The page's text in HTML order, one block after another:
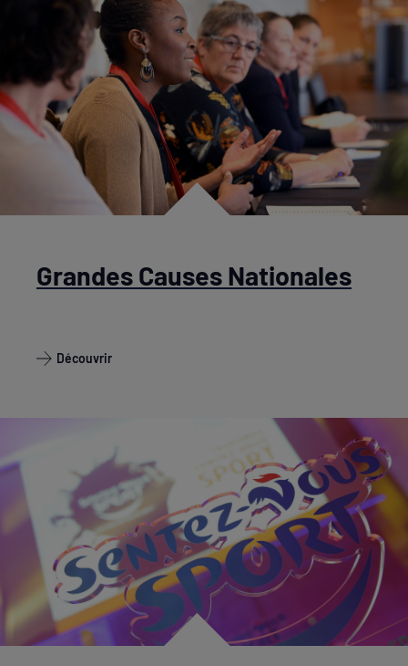
Grandes Causes Nationales
Découvrir